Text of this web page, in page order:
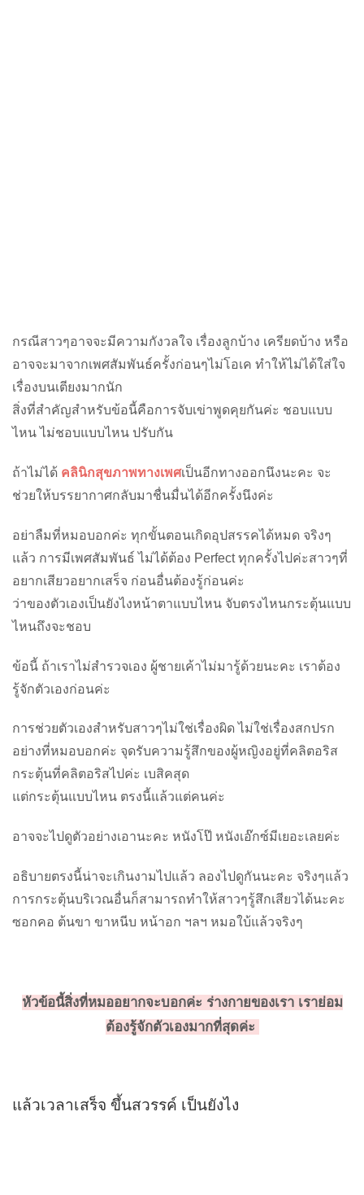
กรณีสาวๆอาจจะมีความกังวลใจ เรื่องลูกบ้าง เครียดบ้าง หรือ
อาจจะมาจากเพศสัมพันธ์ครั้งก่อนๆไม่โอเค ทำให้ไม่ได้ใส่ใจ
เรื่องบนเตียงมากนัก
สิ่งที่สำคัญสำหรับข้อนี้คือการจับเข่าพูดคุยกันค่ะ ชอบแบบ
ไหน ไม่ชอบแบบไหน ปรับกัน
ถ้าไม่ได้ คลินิกสุขภาพทางเพศเป็นอีกทางออกนึงนะคะ จะ
ช่วยให้บรรยากาศกลับมาชื่นมื่นได้อีกครั้งนึงค่ะ
อย่าลืมที่หมอบอกค่ะ ทุกขั้นตอนเกิดอุปสรรคได้หมด จริงๆ
แล้ว การมีเพศสัมพันธ์ ไม่ได้ต้อง Perfect ทุกครั้งไปค่ะสาวๆที่
อยากเสียวอยากเสร็จ ก่อนอื่นต้องรู้ก่อนค่ะ
ว่าของตัวเองเป็นยังไงหน้าตาแบบไหน จับตรงไหนกระตุ้นแบบ
ไหนถึงจะชอบ
ข้อนี้ ถ้าเราไม่สำรวจเอง ผู้ชายเค้าไม่มารู้ด้วยนะคะ เราต้อง
รู้จักตัวเองก่อนค่ะ
การช่วยตัวเองสำหรับสาวๆไม่ใช่เรื่องผิด ไม่ใช่เรื่องสกปรก
อย่างที่หมอบอกค่ะ จุดรับความรู้สึกของผู้หญิงอยู่ที่คลิตอริส
กระตุ้นที่คลิตอริสไปค่ะ เบสิคสุด
แต่กระตุ้นแบบไหน ตรงนี้แล้วแต่คนค่ะ
อาจจะไปดูตัวอย่างเอานะคะ หนังโป๊ หนังเอ๊กซ์มีเยอะเลยค่ะ
อธิบายตรงนี้น่าจะเกินงามไปแล้ว ลองไปดูกันนะคะ จริงๆแล้ว
การกระตุ้นบริเวณอื่นก็สามารถทำให้สาวๆรู้สึกเสียวได้นะคะ
ซอกคอ ต้นขา ขาหนีบ หน้าอก ฯลฯ หมอใบ้แล้วจริงๆ
หัวข้อนี้สิ่งที่หมออยากจะบอกค่ะ ร่างกายของเรา เราย่อม
ต้องรู้จักตัวเองมากที่สุดค่ะ
แล้วเวลาเสร็จ ขึ้นสวรรค์ เป็นยังไง